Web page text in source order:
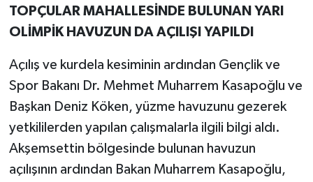
TOPÇULAR MAHALLESİNDE BULUNAN YARI
OLİMPİK HAVUZUN DA AÇILIŞI YAPILDI
Açılış ve kurdela kesiminin ardından Gençlik ve
Spor Bakanı Dr. Mehmet Muharrem Kasapoğlu ve
Başkan Deniz Köken, yüzme havuzunu gezerek
yetkililerden yapılan çalışmalarla ilgili bilgi aldı.
Akşemsettin bölgesinde bulunan havuzun
açılışının ardından Bakan Muharrem Kasapoğlu,